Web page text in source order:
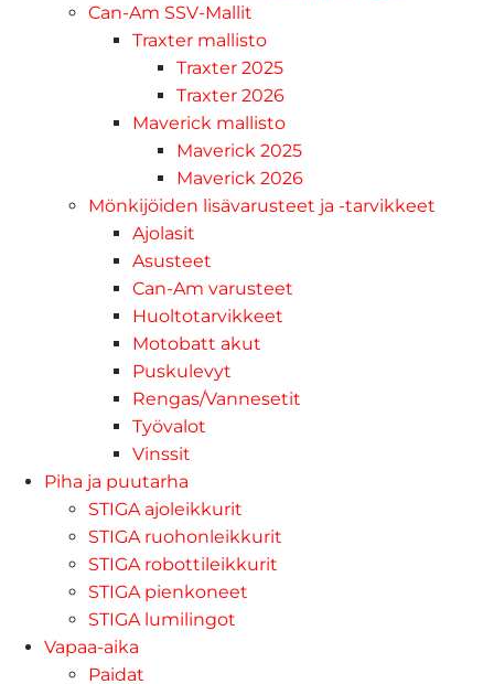
Can-Am SSV-Mallit
Traxter mallisto
Traxter 2025
Traxter 2026
Maverick mallisto
Maverick 2025
Maverick 2026
Mönkijöiden lisävarusteet ja -tarvikkeet
Ajolasit
Asusteet
Can-Am varusteet
Huoltotarvikkeet
Motobatt akut
Puskulevyt
Rengas/Vannesetit
Työvalot
Vinssit
Piha ja puutarha
STIGA ajoleikkurit
STIGA ruohonleikkurit
STIGA robottileikkurit
STIGA pienkoneet
STIGA lumilingot
Vapaa-aika
Paidat